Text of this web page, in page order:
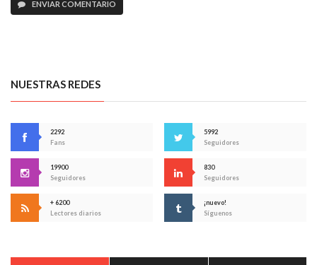
ENVIAR COMENTARIO
NUESTRAS REDES
2292
Fans
5992
Seguidores
19900
Seguidores
830
Seguidores
+ 6200
Lectores diarios
¡nuevo!
Síguenos